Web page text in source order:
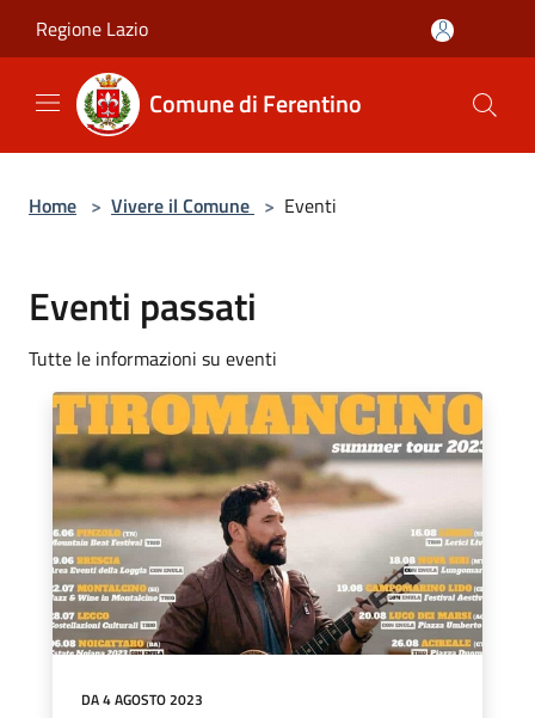
Regione Lazio
Comune di Ferentino
Home > Vivere il Comune > Eventi
Eventi passati
Tutte le informazioni su eventi
DA 4 AGOSTO 2023